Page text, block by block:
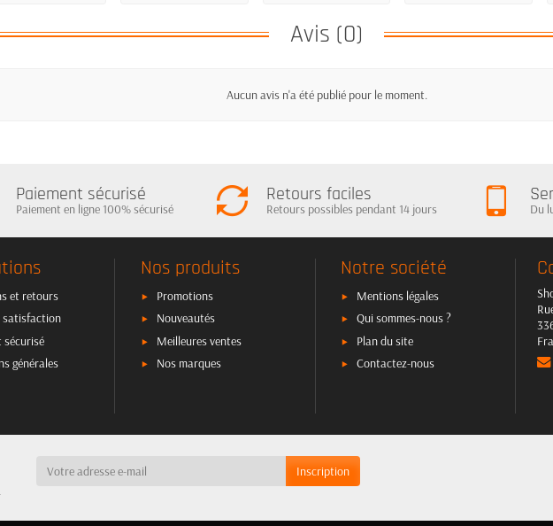
Avis (0)
Aucun avis n'a été publié pour le moment.
Paiement sécurisé
Paiement en ligne 100% sécurisé
Retours faciles
Retours possibles pendant 14 jours Du
et retours
sécurisé
générales
Nos produits
Promotions
Nouveautés
Meilleures ventes
Nos marques
Notre société
Mentions légales
Qui sommes-nous ?
Plan du site
Contactez-nous